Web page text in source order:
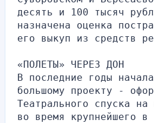
десять и 100 тысяч
назначена оценка
его выкуп из средств
«ПОЛЕТЫ» ЧЕРЕЗ ДОН
В последние годы
большому проекту -
Театрального спуска на
во время крупнейшего в